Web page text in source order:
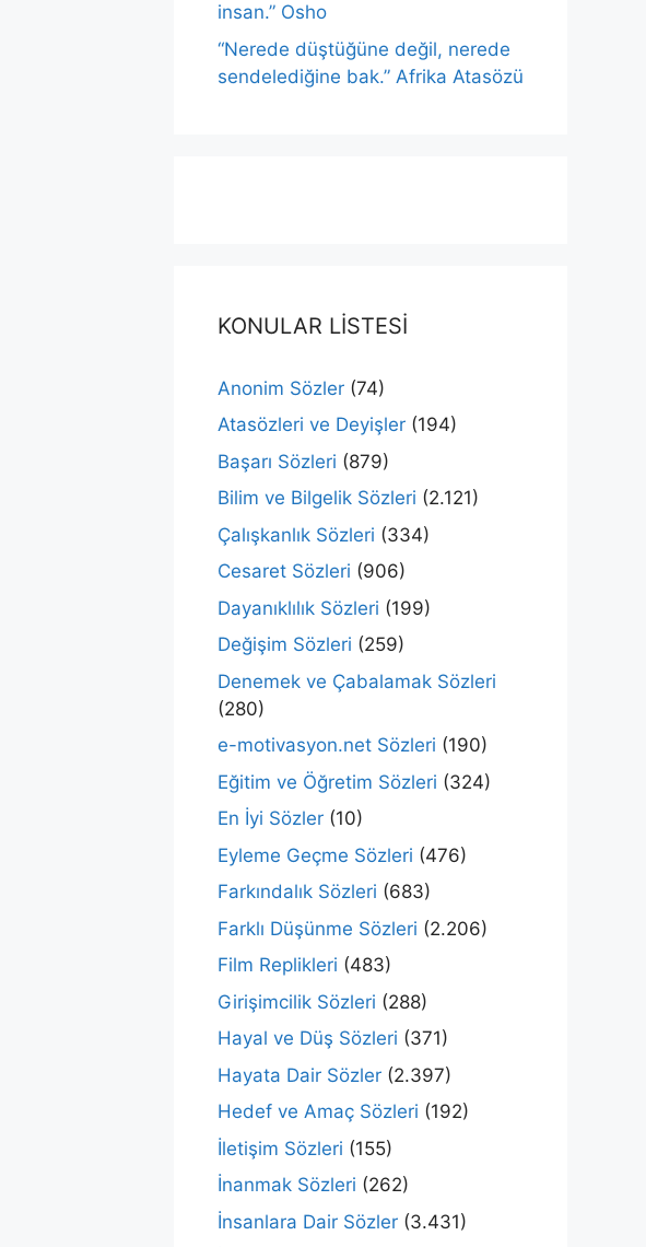
insan.” Osho
“Nerede düştüğüne değil, nerede
sendelediğine bak.” Afrika Atasözü
KONULAR LİSTESİ
Anonim Sözler (74)
Atasözleri ve Deyişler (194)
Başarı Sözleri (879)
Bilim ve Bilgelik Sözleri (2.121)
Çalışkanlık Sözleri (334)
Cesaret Sözleri (906)
Dayanıklılık Sözleri (199)
Değişim Sözleri (259)
Denemek ve Çabalamak Sözleri
(280)
e-motivasyon.net Sözleri (190)
Eğitim ve Öğretim Sözleri (324)
En İyi Sözler (10)
Eyleme Geçme Sözleri (476)
Farkındalık Sözleri (683)
Farklı Düşünme Sözleri (2.206)
Film Replikleri (483)
Girişimcilik Sözleri (288)
Hayal ve Düş Sözleri (371)
Hayata Dair Sözler (2.397)
Hedef ve Amaç Sözleri (192)
İletişim Sözleri (155)
İnanmak Sözleri (262)
İnsanlara Dair Sözler (3.431)